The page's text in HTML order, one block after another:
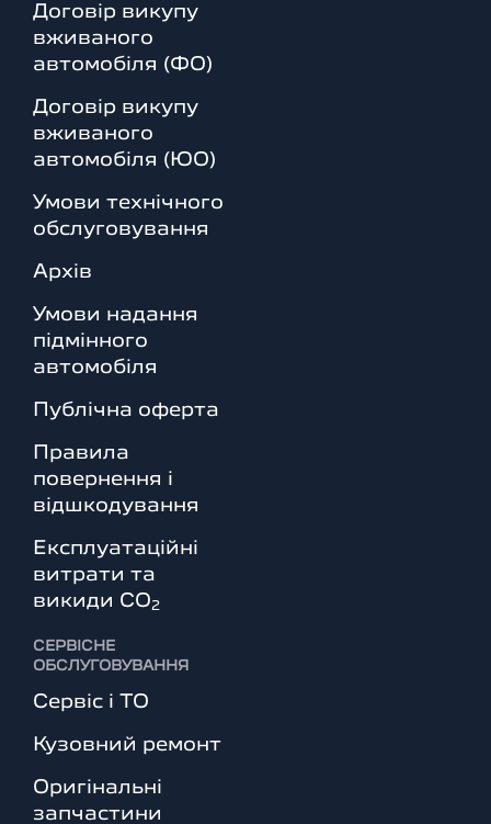
Договір викупу
вживаного
автомобіля (ФО)
Договір викупу
вживаного
автомобіля (ЮО)
Умови технічного
обслуговування
Архів
Умови надання
підмінного
автомобіля
Публічна оферта
Правила
повернення і
відшкодування
Експлуатаційні
витрати та
викиди СО2
СЕРВІСНЕ
ОБСЛУГОВУВАННЯ
Сервіс і ТО
Кузовний ремонт
Оригінальні
запчастини